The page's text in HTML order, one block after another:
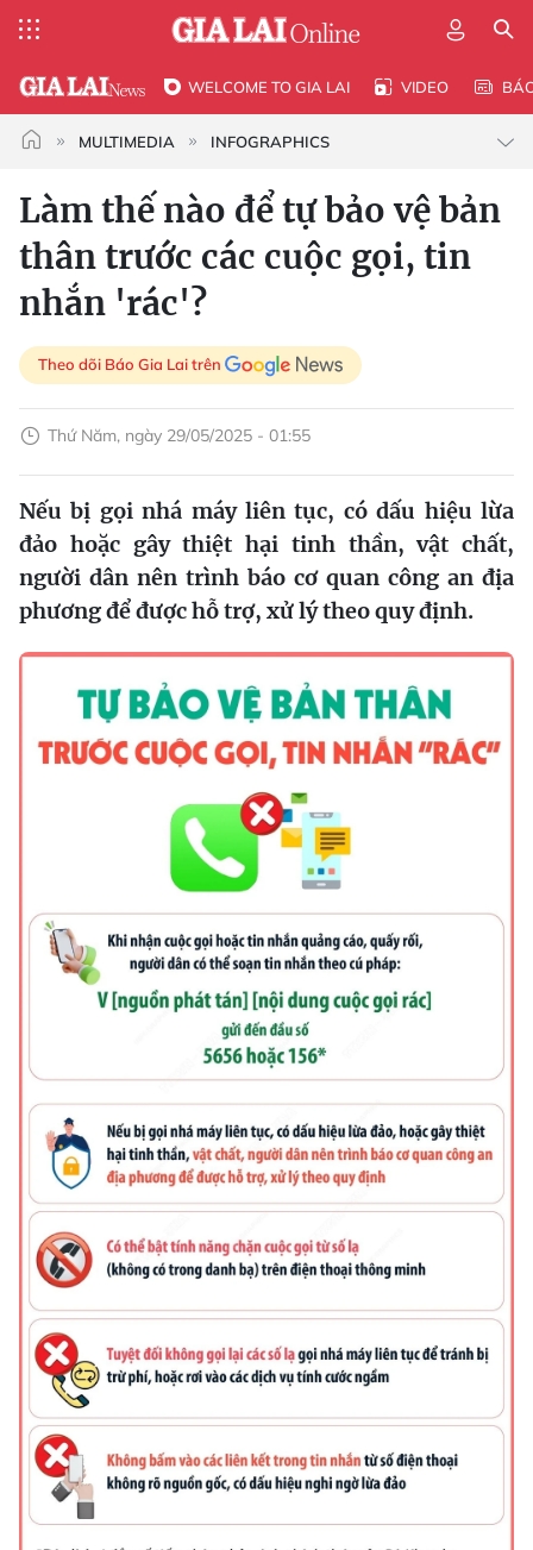
WELCOME TO GIA LAI VIDEO
MULTIMEDIA INFOGRAPHICS
Làm thế nào để tự bảo vệ bản
thân trước các cuộc gọi, tin
nhắn 'rác'?
Theo dõi Báo Gia Lai trên
Thứ Năm, ngày 29/05/2025 - 01:55
Nếu bị gọi nhá máy liên tục, có dấu hiệu lừa
đảo hoặc gây thiệt hại tinh thần, vật chất,
người dân nên trình báo cơ quan công an địa
phương để được hỗ trợ, xử lý theo quy định.